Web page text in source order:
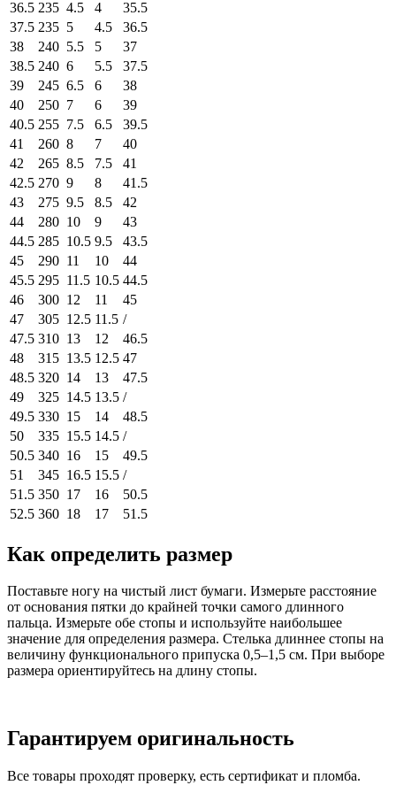
36.5 235 4.5 4
35.5
37.5 235 5 4.5
36.5
38
240 5.5 5
37
38.5 240 6 5.5
37.5
39
245 6.5 6
38
40
250 7 6
39
40.5 255 7.5 6.5
39.5
41
260 8 7
40
42
265 8.5 7.5
41
42.5 270 9 8
41.5
43
275 9.5 8.5
42
44
280 10 9
43
44.5 285 10.5 9.5
43.5
45
290 11 10
44
45.5 295 11.5 10.5 44.5
46
300 12 11
45
47
305 12.5 11.5 /
47.5 310 13 12
46.5
48
315 13.5 12.5 47
48.5 320 14 13
47.5
49
325 14.5 13.5 /
49.5 330 15 14
48.5
50
335 15.5 14.5 /
50.5 340 16 15
49.5
51
345 16.5 15.5 /
51.5 350 17 16
50.5
52.5 360 18 17 51.5
Как определить размер
Поставьте ногу на чистый лист бумаги. Измерьте расстояние
от основания пятки до крайней точки самого длинного
пальца. Измерьте обе стопы и используйте наибольшее
значение для определения размера. Стелька длиннее стопы на
величину функционального припуска 0,5–1,5 см. При выборе
размера ориентируйтесь на длину стопы.
Гарантируем оригинальность
Все товары проходят проверку, есть сертификат и пломба.